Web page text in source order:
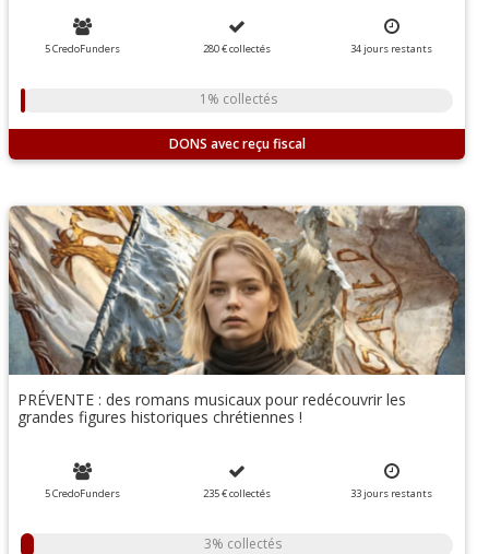
5 CredoFunders 280 €collectés 34jours restants
1% collectés
DONS
PRÉVENTE : des romans musicaux pour redécouvrir les
grandes figures historiques chrétiennes !
5 CredoFunders 235 €collectés 33jours restants
3% collectés